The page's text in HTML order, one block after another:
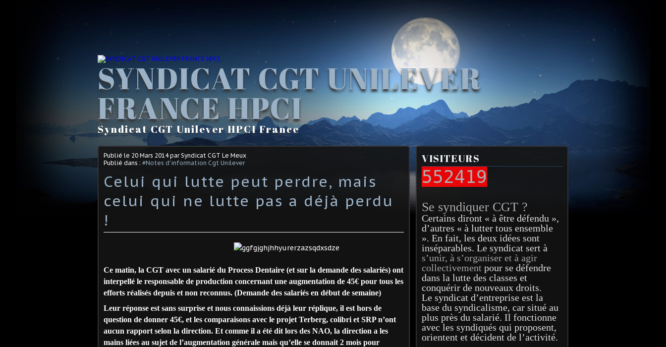
SYNDICAT CGT UNILEVER
FRANCE HPCI
Syndicat CGT Unilever HPCI France
Publié le 20 Mars 2014par Syndicat CGT Le Meux
Publié dans : #Notes d'information Cgt Unilever
Celui qui lutte peut perdre, mais
celui qui ne lutte pas a déjà perdu
!
Ce matin, la CGT avec un salarié du Process Dentaire (et sur la demande des salariés) ont
interpellé le responsable de production concernant une augmentation de 45€ pour tous les
efforts réalisés depuis et non reconnus. (Demande des salariés en début de semaine)
Leur réponse est sans surprise et nous connaissions déjà leur réplique, il est hors de
question de donner 45€, et les comparaisons avec le projet Terberg, colibri et SRP n’ont
aucun rapport selon la direction. Et comme il a été dit lors des NAO, la direction a les
mains liées au sujet de l’augmentation générale mais qu’elle se donnait 2 mois pour
VISITEURS
552419
Se syndiquer CGT ?
Certains diront « à être défendu »,
d’autres « à lutter tous ensemble
». En fait, les deux idées sont
inséparables. Le syndicat sert à
s’unir, à s’organiser et à agir
collectivement pour se défendre
dans la lutte des classes et
conquérir de nouveaux droits.
Le syndicat d’entreprise est la
base du syndicalisme, car situé au
plus près du salarié. Il fonctionne
avec les syndiqués qui proposent,
orientent et décident de l’activité.